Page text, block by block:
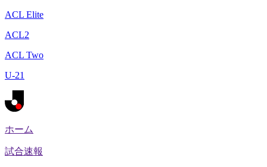
ACL Elite
ACL2
ACL Two
U-21
ホーム
試合速報